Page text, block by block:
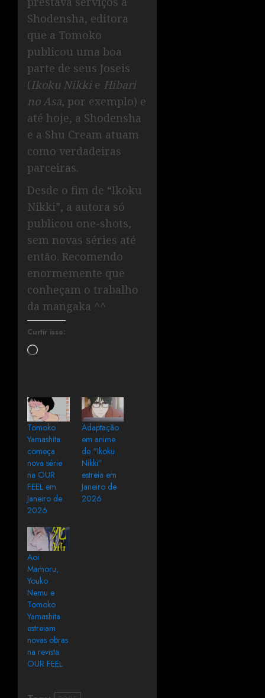
Shodensha, editora
que a Tomoko
publicou uma boa
parte de seus Joseis
(Ikoku Nikkie Hibari
no Asa, por exemplo) e
até hoje, a Shodensha
e a Shu Cream atuam
como verdadeiras
parceiras.
Desde o fim de “Ikoku
Nikki”, a autora só
publicou one-shots,
sem novas séries até
então. Recomendo
enormemente que
conheçam o trabalho
da mangaka ^^
Curtir isso:
Tomoko
Yamashita
começa
nova série
na OUR
FEEL em
Janeiro de
2026
Adaptação
em anime
de “Ikoku
Nikki”
estreia em
Janeiro de
2026
Aoi
Mamoru,
Youko
Nemu e
Tomoko
Yamashita
estreiam
novas obras
na revista
OUR FEEL